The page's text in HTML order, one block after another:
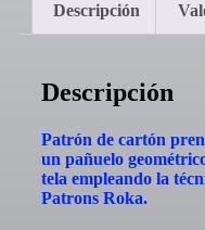
Descripción
Descripción
Patrón de cartón
un pañuelo
tela empleando la
Patrons Roka.